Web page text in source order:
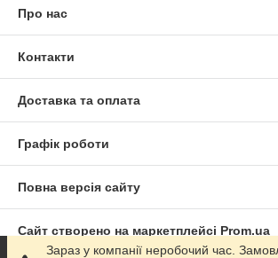
Про нас
Контакти
Доставка та оплата
Графік роботи
Повна версія сайту
Сайт створено на маркетплейсі Prom.ua
Зараз у компанії неробочий час.